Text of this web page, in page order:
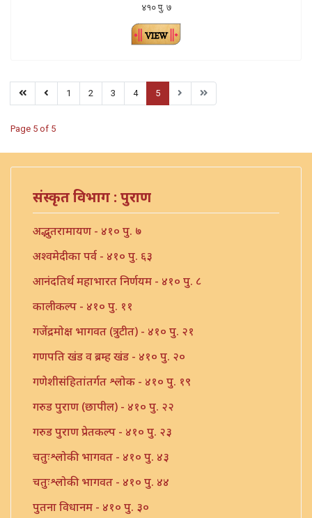
४१० पु. ७
1 2 3 4 5
Page 5 of 5
संस्कृत विभाग : पुराण
अद्भुतरामायण - ४१० पु. ७
अश्वमेदीका पर्व - ४१० पु. ६३
आनंदतिर्थ महाभारत निर्णयम - ४१० पु. ८
कालीकल्प - ४१० पु. ११
गजेंद्रमोक्ष भागवत (त्रुटीत) - ४१० पु. २१
गणपति खंड व ब्रम्ह खंड - ४१० पु. २०
गणेशीसंहितांतर्गत श्लोक - ४१० पु. १९
गरुड पुराण (छापील) - ४१० पु. २२
गरुड पुराण प्रेतकल्प - ४१० पु. २३
चतुःश्लोकी भागवत - ४१० पु. ४३
चतुःश्लोकी भागवत - ४१० पु. ४४
पुतना विधानम - ४१० पु. ३०